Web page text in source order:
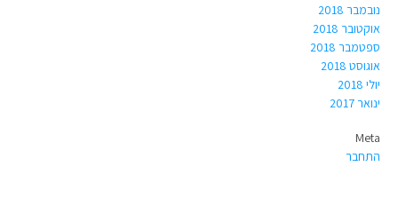
נובמבר 2018
אוקטובר 2018
ספטמבר 2018
אוגוסט 2018
יולי 2018
ינואר 2017
Meta
התחבר